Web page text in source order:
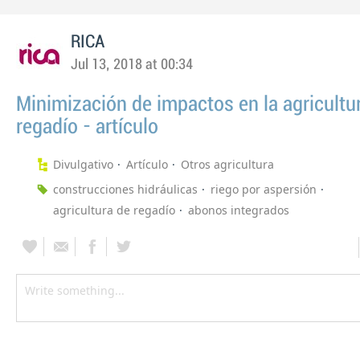
RICA
Jul 13, 2018 at 00:34
Minimización de impactos en la
regadío - artículo
Divulgativo Artículo
Otros agricultura
construcciones hidráulicas
riego por aspersión
agricultura de regadío
abonos integrados